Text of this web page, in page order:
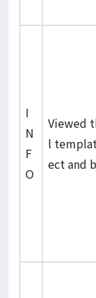
I
N
F
O
Viewed
l
ect and